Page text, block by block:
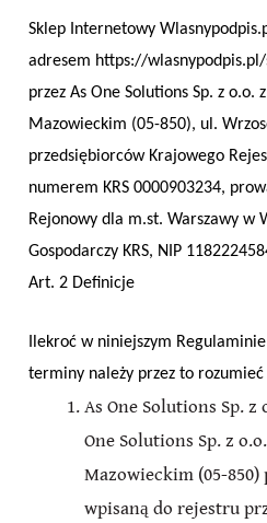
Sklep Internetowy
adresem https://
przez As One Solutions Sp. z o.o.
Mazowieckim (05-850), ul.
przedsiębiorców Krajowego
numerem KRS 0000903234,
Rejonowy dla m.st. Warszawy w
Gospodarczy KRS, NIP
Art. 2 Definicje
Ilekroć w niniejszym
terminy należy przez to
As One Solutions Sp. z
One Solutions Sp. z
Mazowieckim (05-850)
wpisaną do rejestru